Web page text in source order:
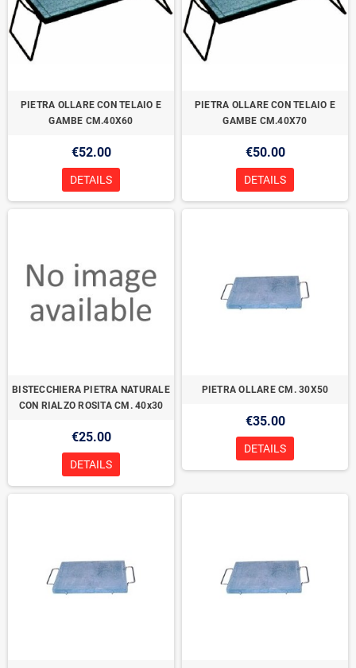
PIETRA OLLARE CON TELAIO E
GAMBE CM.40X60
€52.00
DETAILS
PIETRA OLLARE CON TELAIO E
GAMBE CM.40X70
€50.00
DETAILS
BISTECCHIERA PIETRA NATURALE
CON RIALZO ROSITA CM. 40x30
€25.00
DETAILS
PIETRA OLLARE CM. 30X50
€35.00
DETAILS